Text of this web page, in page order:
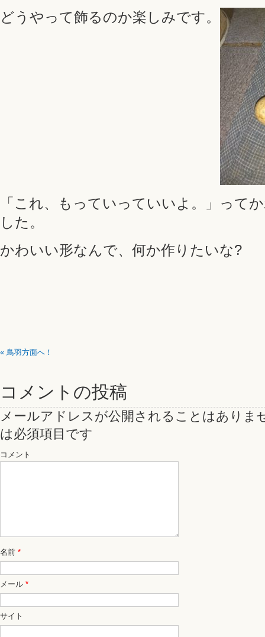
どうやって飾るのか楽しみです。
「これ、もっていっていいよ。」って
した。
かわいい形なんで、何か作りたいな?
« 鳥羽方面へ！
コメントの投稿
メールアドレスが公開されることはありま
は必須項目です
コメント
名前 *
メール *
サイト